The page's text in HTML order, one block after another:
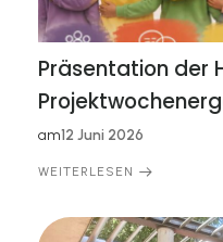
Präsentation der
am12 Juni 2026
WEITERLESEN